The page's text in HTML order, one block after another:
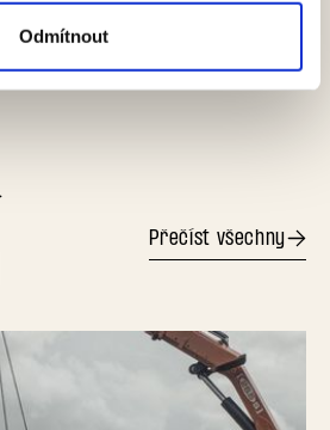
Odmítnout
Přečíst všechny